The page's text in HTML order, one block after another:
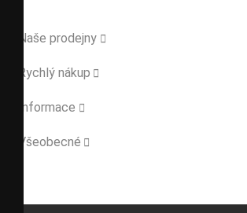
Naše prodejny 
Rychlý nákup 
Informace 
Všeobecné 